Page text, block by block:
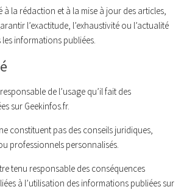
à la rédaction et à la mise à jour des articles,
l’exactitude, l’exhaustivité ou l’actualité
informations publiées.
de l’usage qu’il fait des
sur Geekinfos.fr.
constituent pas des conseils juridiques,
professionnels personnalisés.
tenu responsable des conséquences
à l’utilisation des informations publiées sur